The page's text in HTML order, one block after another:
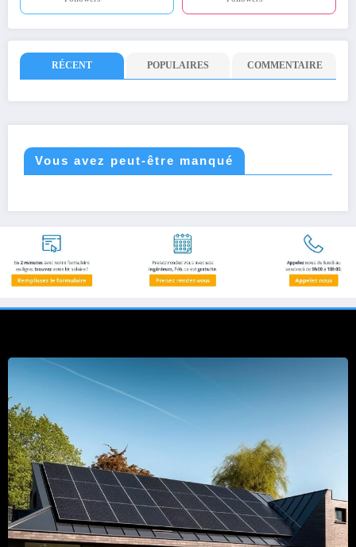
RÉCENT POPULAIRES COMMENTAIRE
Vous avez peut-être manqué